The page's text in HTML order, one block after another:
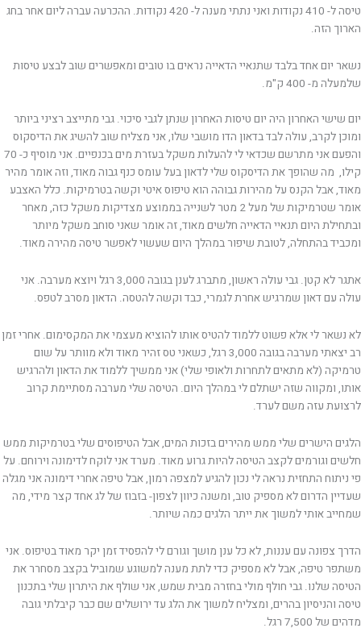
טיסה ל- 410 נקודות ואני נתתי מענה ל- 420 נקודות. ההכרעה עברה ליום אחר בחג
הארוך הזה.
נשאר יום אחד בלבד שתנאיי הדאייה נראים בו טובים ומאפשרים שוב לבצע טיסות
שלמעלה מ- 400 ק"מ.
יום שישי האחרון היה יום טיסות האחרון שנתן לגבי סיכוי. גבי מתייצב רציני ביותר
ומוכן לקרב, עולה לבד בדאון הדו מושבי שלו, אני מצליח שוב להשיג את הדיסקוס
והפעם אני מתרשם שכדאי לי להעלות משקל בעזרת מים בכנפיים. אני מוסיף כ- 70
קילו, מה שהופך את הדיסקוס שלי לדאון בעל עומס כנף גבוה מאוד, וזה אומר מהיר
מאוד, אבל הקנס על מהירות גבוהה הוא טיפוס איטי וקשה בטרמיקות. כלל האצבע
אומר שטרמיקות של מעל 2 מטר לשנייה בממוצע מצדיקות משקל כזה, מאחר
ובתחילת היום תנאיי הדאייה חלשים מאוד, זה אומר שאני סוחב משקל מיותר
ומכביד בהתחלה, לטובת שיפור במהלך היום שעשוי לאפשר טיסה מהירה מאוד.
אתגר לא קטן. גבי עולה ראשון, מתברג לענן בגובה 3,000 רגל ויוצא מערבה. אני
עולה עם דאון שמרגיש אחרת לגמרי, כבד וקשה להטסה. הדאון מסרב לטפס.
לא נשאר לי אלא פשוט ללמוד להטיס אותו להוציא מעצמי את המקסימום. אחרי זמן
רב יצאתי מערבה בגובה 3,000 רגל, כשאני טס זהיר מאוד ולא מוותר על שום
טרמיקה (לא מתאים לתחרות ולאופי שלי) אני ממשיך ללמוד את הדאון ולהרגיש
אותו, ומקווה שזה ישתלם לי במהלך היום. הטיסה שלי מערבה מסתיימת קרוב
לרצועת עזה משם לערד.
הלגים הישרים שלי ממש מהירים בזכות המים, אבל הטיפוסים שלי בטרמיקות ממש
חלשים וגורמים לקצב הטיסה להיות גרוע מאוד. מערד אני לוקח לדימונה וירוחם. על
פי ניתוח התחזית נראה לי נכון להגיע למצפה רמון, אבל טיפה אחרי דימונה אני מגלה
שעדיין הדרום לא מספיק טוב, ומשנה כיוון לצפון- בזבוז של לג אחד קצר מידי, מה
שמחייב אותי למשוך את ייתר הלגים כמה שיותר.
הדרך צפונה עם עננות, לא כל ענן מושך וגורם לי להפסיד זמן יקר מאוד בטיפוס. אני
משתפר טיפה, אבל לא מספיק כדי לתת מענה למשוגע שמוביל בקצב מסחרר את
הטיסה שלנו. גבי חולף מולי בחזרה מבית שמש, אני שולף את היתרון שלי בתכנון
טיסה והניסיון בהרים, ומצליח למשוך את הלג עד ירושלים שם כבר קיבלתי גובה
מדהים של 7,500 רגל.